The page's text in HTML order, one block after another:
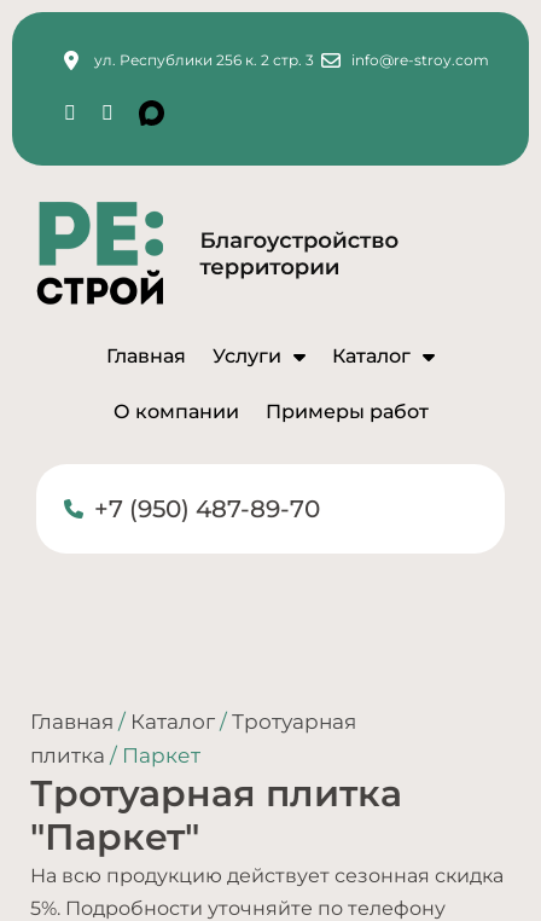
ул. Республики 256 к. 2 стр. 3 info@re-stroy.com
Главная Услуги Каталог
О компании Примеры работ
+7 (950) 487-89-70
Главная / Каталог / Тротуарная
плитка / Паркет
Тротуарная плитка
"Паркет"
На всю продукцию действует сезонная скидка
5%. Подробности уточняйте по телефону